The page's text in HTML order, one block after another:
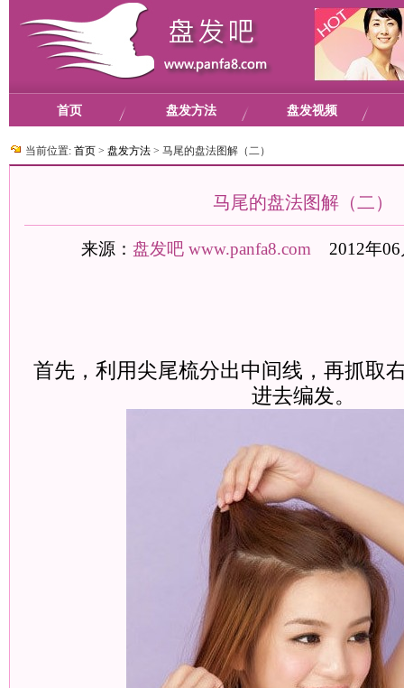
首页 盘发方法 盘发视频
当前位置: 首页 > 盘发方法 > 马尾的盘法图解（二）
马尾的盘法图解（二）
来源： 盘发吧 www.panfa8.com 2012年06
首先，利用尖尾梳分出中间线，再抓取
进去编发。